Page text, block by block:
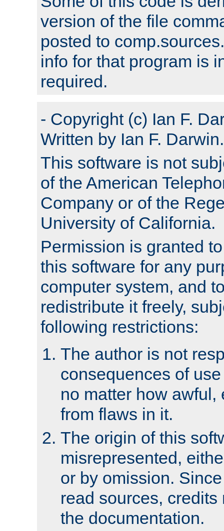
version of the file
posted to
info for that program is
required.
- Copyright (c) Ian F.
Written by Ian F. Darwin.
This software is not
of the American
Company or of the
University of California.
Permission is granted
this software for any
computer system, and
redistribute it freely,
following restrictions:
The author is not
consequences of
no matter how awful,
from flaws in it.
The origin of this
misrepresented,
or by omission.
read sources,
the documentation.